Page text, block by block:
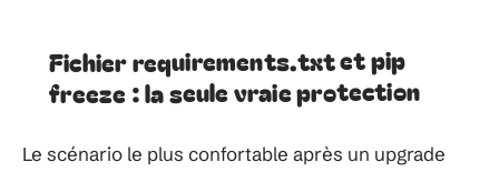
Fichier requirements.txt et pip
freeze : la seule vraie protection
Le scénario le plus confortable après un upgrade